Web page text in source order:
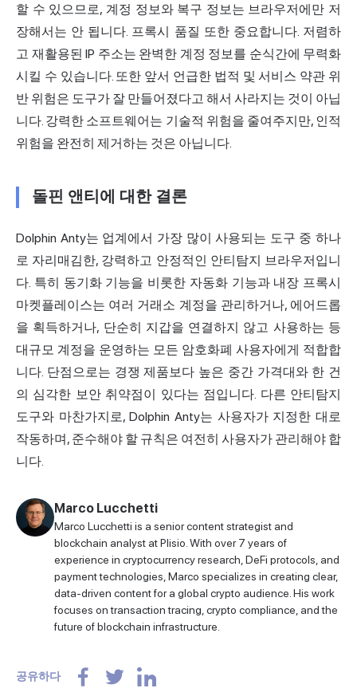
할 수 있으므로, 계정 정보와 복구 정보는 브라우저에만 저
장해서는 안 됩니다. 프록시 품질 또한 중요합니다. 저렴하
고 재활용된 IP 주소는 완벽한 계정 정보를 순식간에 무력화
시킬 수 있습니다. 또한 앞서 언급한 법적 및 서비스 약관 위
반 위험은 도구가 잘 만들어졌다고 해서 사라지는 것이 아닙
니다. 강력한 소프트웨어는 기술적 위험을 줄여주지만, 인적
위험을 완전히 제거하는 것은 아닙니다.
돌핀 앤티에 대한 결론
Dolphin Anty는 업계에서 가장 많이 사용되는 도구 중 하나
로 자리매김한, 강력하고 안정적인 안티탐지 브라우저입니
다. 특히 동기화 기능을 비롯한 자동화 기능과 내장 프록시
마켓플레이스는 여러 거래소 계정을 관리하거나, 에어드롭
을 획득하거나, 단순히 지갑을 연결하지 않고 사용하는 등
대규모 계정을 운영하는 모든 암호화폐 사용자에게 적합합
니다. 단점으로는 경쟁 제품보다 높은 중간 가격대와 한 건
의 심각한 보안 취약점이 있다는 점입니다. 다른 안티탐지
도구와 마찬가지로, Dolphin Anty는 사용자가 지정한 대로
작동하며, 준수해야 할 규칙은 여전히 사용자가 관리해야 합
니다.
Marco Lucchetti
Marco Lucchetti is a senior content strategist and
blockchain analyst at Plisio. With over 7 years of
experience in cryptocurrency research, DeFi protocols, and
payment technologies, Marco specializes in creating clear,
data-driven content for a global crypto audience. His work
focuses on transaction tracing, crypto compliance, and the
future of blockchain infrastructure.
공유하다